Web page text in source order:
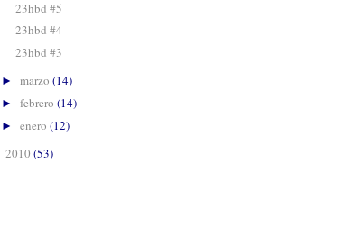
23hbd #5
23hbd #4
23hbd #3
► marzo (14)
► febrero (14)
► enero (12)
2010 (53)